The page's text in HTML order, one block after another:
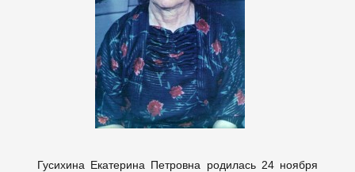
Гусихина Екатерина Петровна родилась 24 ноября